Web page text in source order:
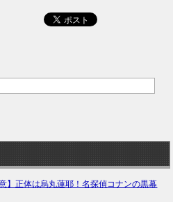
意】正体は烏丸蓮耶！名探偵コナンの黒幕